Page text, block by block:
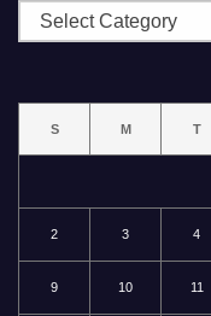
S M T
2 3 4
9 10 11